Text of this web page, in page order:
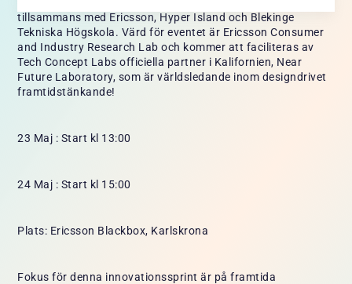
tillsammans med Ericsson, Hyper Island och Blekinge
Tekniska Högskola. Värd för eventet är Ericsson Consumer
and Industry Research Lab och kommer att faciliteras av
Tech Concept Labs officiella partner i Kalifornien, Near
Future Laboratory, som är världsledande inom designdrivet
framtidstänkande!
23 Maj : Start kl 13:00
24 Maj : Start kl 15:00
Plats: Ericsson Blackbox, Karlskrona
Fokus för denna innovationssprint är på framtida